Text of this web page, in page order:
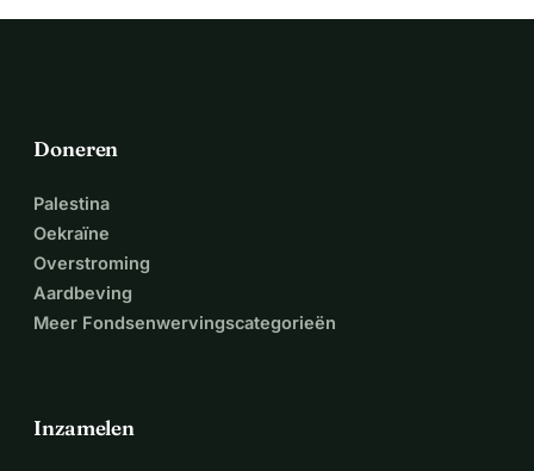
Doneren
Palestina
Oekraïne
Overstroming
Aardbeving
Meer Fondsenwervingscategorieën
Inzamelen